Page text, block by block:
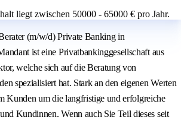
liegt zwischen 50000 - 65000 € pro Jahr.
(m/w/d) Private Banking in
ist eine Privatbankinggesellschaft aus
welche sich auf die Beratung von
spezialisiert hat. Stark an den eigenen Werten
Kunden um die langfristige und erfolgreiche
Kundinnen. Wenn auch Sie Teil dieses seit